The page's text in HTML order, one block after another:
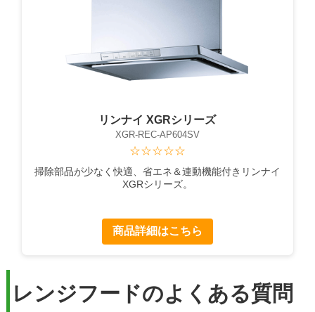
リンナイ XGRシリーズ
XGR-REC-AP604SV
☆☆☆☆☆
掃除部品が少なく快適、省エネ＆連動機能付きリンナイ
XGRシリーズ。
商品詳細はこちら
レンジフードのよくある質問